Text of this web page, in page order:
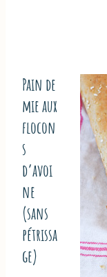
Pain de
mie aux
flocon
s
d’avoi
ne
(sans
pétrissa
ge)